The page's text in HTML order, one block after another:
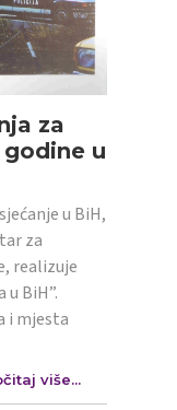
za
godine u
u BiH,
za
realizuje
BiH”.
i mjesta
više...